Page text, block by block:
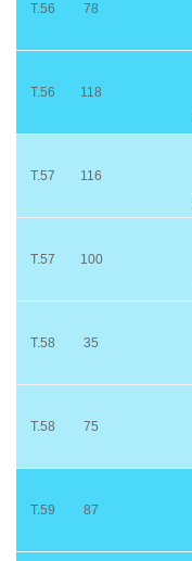
T.56 78
T.56 118
T.57 116
T.57 100
T.58 35
T.58 75
T.59 87